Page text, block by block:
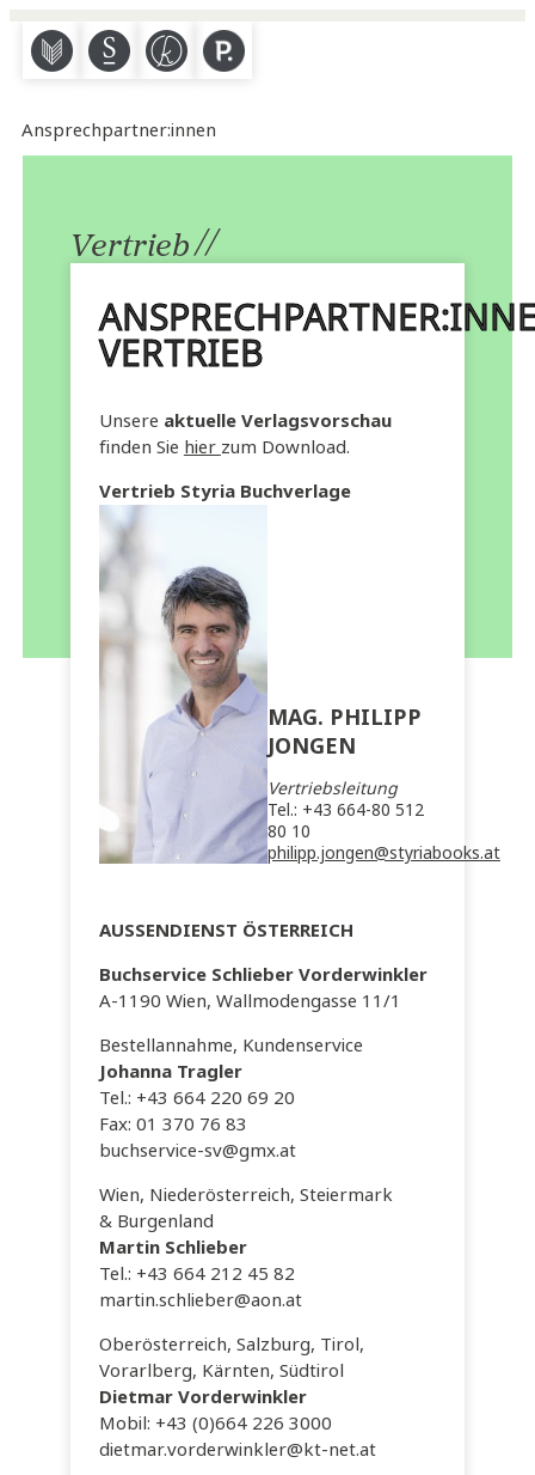
M S K P
Ansprechpartner:innen
Vertrieb //
VERTRIEB
Unsere aktuelle Verlagsvorschau
finden Sie hier zum Download.
Vertrieb Styria Buchverlage
MAG. PHILIPP
JONGEN
Vertriebsleitung
Tel.: +43 664-80 512
80 10
philipp.jongen@styriabooks.at
AUSSENDIENST ÖSTERREICH
Buchservice Schlieber Vorderwinkler
A-1190 Wien, Wallmodengasse 11/1
Bestellannahme, Kundenservice
Johanna Tragler
Tel.: +43 664 220 69 20
Fax: 01 370 76 83
buchservice-sv@gmx.at
Wien, Niederösterreich, Steiermark
& Burgenland
Martin Schlieber
Tel.: +43 664 212 45 82
martin.schlieber@aon.at
Oberösterreich, Salzburg, Tirol,
Vorarlberg, Kärnten, Südtirol
Dietmar Vorderwinkler
Mobil: +43 (0)664 226 3000
dietmar.vorderwinkler@kt-net.at